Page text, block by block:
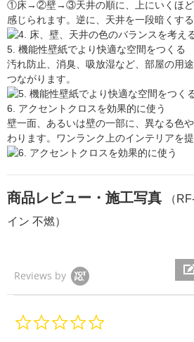
①床→②壁→③天井の順に、上にいくほど
感じられます。逆に、天井を一段暗くす
5. 機能性壁紙でより快適な空間をつくる
汚れ防止、消臭、吸放湿など、部屋の用
つながります。
6. アクセントクロスを効果的に使う
壁一面、あるいは壁の一部に、異なる色
わります。ワンランク上のインテリアを提
商品レビュー・施工写真
（
イン 不燃）
Reviews by